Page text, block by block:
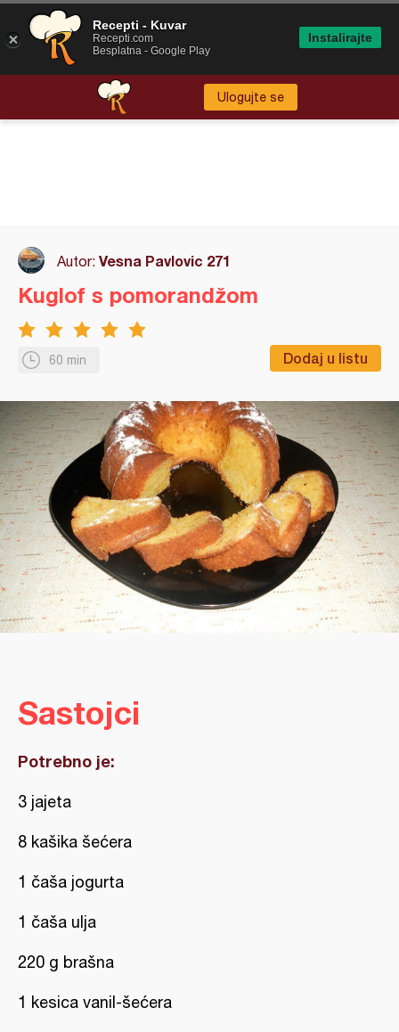
Ulogujte se
Autor: Vesna Pavlovic 271
60 min Dodaj u listu
Kuglof s pomorandžom
Sastojci
Potrebno je:
3 jajeta
8 kašika šećera
1 čaša jogurta
1 čaša ulja
220 g brašna
1 kesica vanil-šećera
Recepti - Kuvar
Recepti.com
Besplatna - Google Play
Instalirajte